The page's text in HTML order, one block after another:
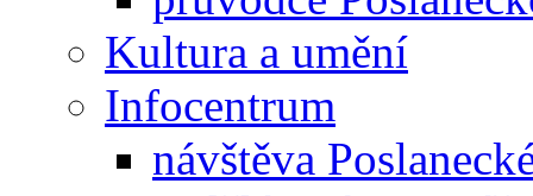
Kultura a umění
Infocentrum
návštěva